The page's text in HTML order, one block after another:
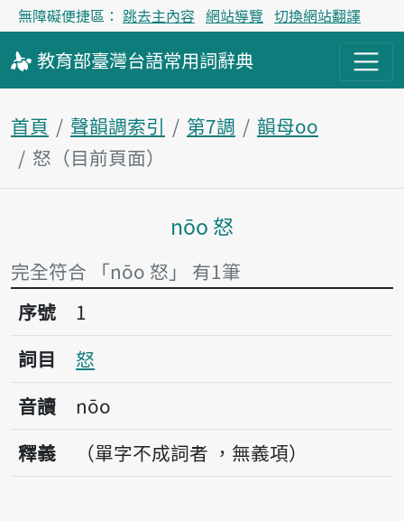
無障礙便捷區： 跳去主內容 網站導覽 切換網站翻譯
教育部臺灣台語常用詞辭典
首頁 聲韻調索引 第7調
韻母oo
怒（目前頁面）
主內容區塊
nōo 怒
完全符合 「nōo 怒」 有1筆
序號1怒
序號
1
詞目
怒
音讀
nōo
釋義
（單字不成詞者 ，無義項）